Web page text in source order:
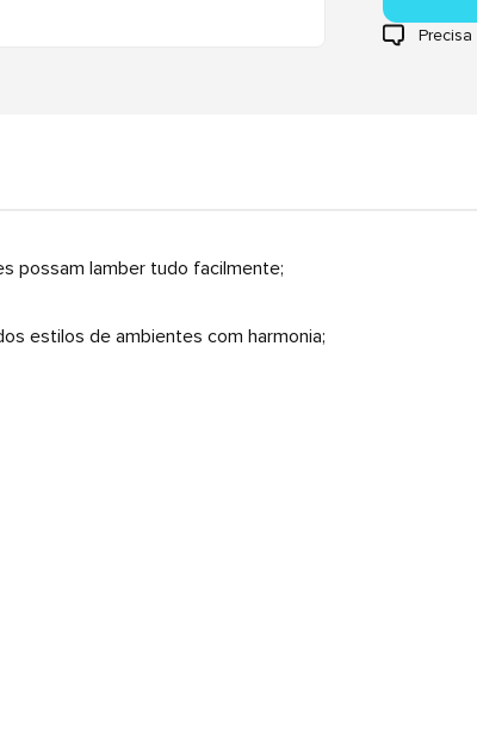
Precisa
possam lamber tudo facilmente;
estilos de ambientes com harmonia;